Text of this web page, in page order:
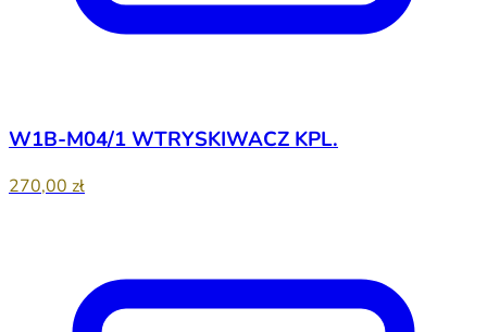
W1B-M04/1 WTRYSKIWACZ KPL.
270,00 zł